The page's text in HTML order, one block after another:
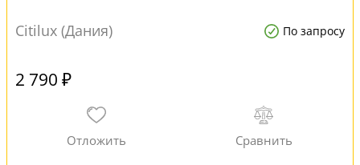
Citilux (Дания) По запросу
2 790 ₽